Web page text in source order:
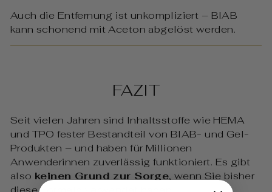
Auch die Entfernung ist unkompliziert – BIAB
kann schonend mit Aceton abgelöst werden.
FAZIT
Seit vielen Jahren sind Inhaltsstoffe wie HEMA
und TPO fester Bestandteil von BIAB- und Gel-
Produkten – und haben für Millionen
Anwenderinnen zuverlässig funktioniert. Es gibt
also keinen Grund zur Sorge, wenn Sie bisher